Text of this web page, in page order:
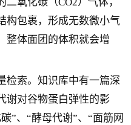
氧化碳（CO2）气体，
构包裹，形成无数微小气
整体面团的体积就会增
检索。知识库中有一篇深
谢对谷物蛋白弹性的影
”、“酵母代谢”、“面筋网